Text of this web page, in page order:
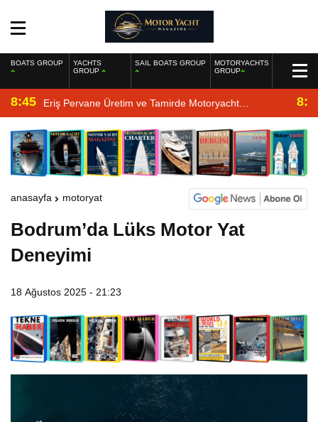
BOATS GROUP
YACHTS
GROUP
SAIL BOATS GROUP
MOTORYACHTS
GROUP
8:45 Eriş Pervane Üretim ve Tamirde Motoryacht
Magazine’de
anasayfa motoryat
Bodrum’da Lüks Motor Yat
Deneyimi
18 Ağustos 2025 - 21:23